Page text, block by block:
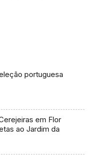
portuguesa
em Flor
ao Jardim da